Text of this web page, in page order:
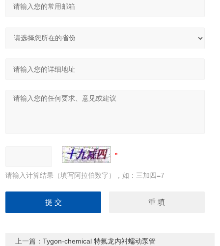
请输入计算结果（填写阿拉伯数字），如：三加四=7
上一篇：Tygon-chemical 特氟龙内衬蠕动泵管